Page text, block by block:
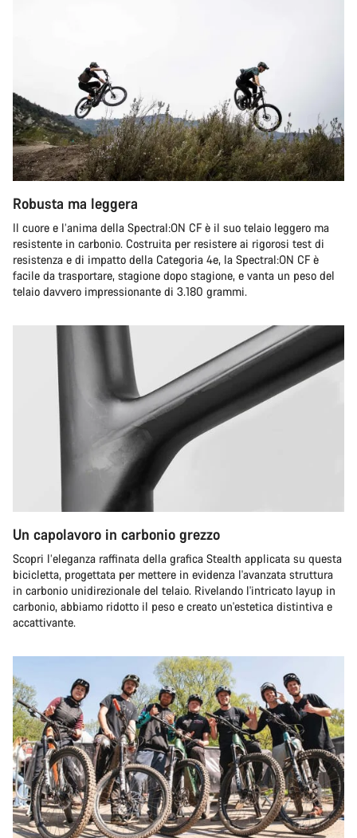
Robusta ma leggera
Il cuore e l’anima della Spectral:ON CF è il suo telaio leggero ma
resistente in carbonio. Costruita per resistere ai rigorosi test di
resistenza e di impatto della Categoria 4e, la Spectral:ON CF è
facile da trasportare, stagione dopo stagione, e vanta un peso del
telaio davvero impressionante di 3.180 grammi.
Un capolavoro in carbonio grezzo
Scopri l’eleganza raffinata della grafica Stealth applicata su questa
bicicletta, progettata per mettere in evidenza l'avanzata struttura
in carbonio unidirezionale del telaio. Rivelando l'intricato layup in
carbonio, abbiamo ridotto il peso e creato un'estetica distintiva e
accattivante.